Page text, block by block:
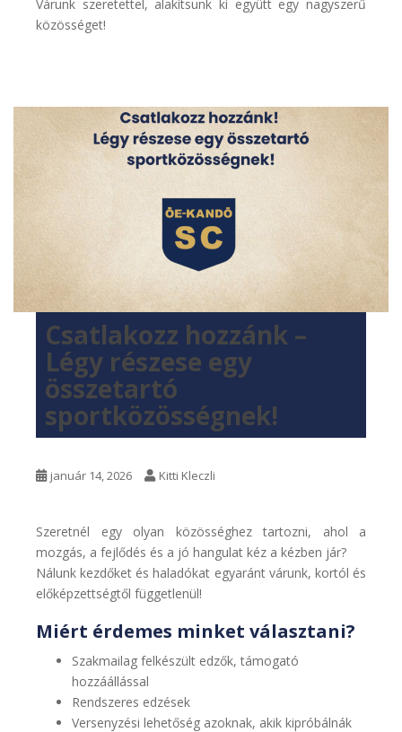
Várunk szeretettel, alakítsunk ki együtt egy nagyszerű
közösséget!
Csatlakozz hozzánk –
Légy részese egy
összetartó
sportközösségnek!
január 14, 2026 Kitti Kleczli
Szeretnél egy olyan közösséghez tartozni, ahol a
mozgás, a fejlődés és a jó hangulat kéz a kézben jár?
Nálunk kezdőket és haladókat egyaránt várunk, kortól és
előképzettségtől függetlenül!
Miért érdemes minket választani?
Szakmailag felkészült edzők, támogató
hozzáállással
Rendszeres edzések
Versenyzési lehetőség azoknak, akik kipróbálnák